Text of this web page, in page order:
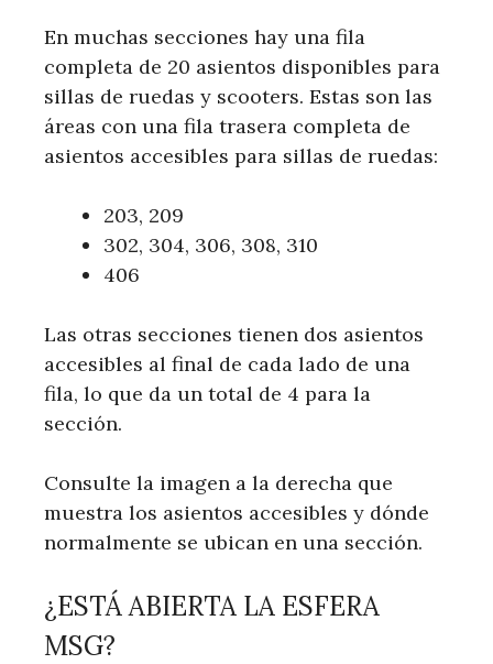
En muchas secciones hay una fila
completa de 20 asientos disponibles para
sillas de ruedas y scooters. Estas son las
áreas con una fila trasera completa de
asientos accesibles para sillas de ruedas:
203, 209
302, 304, 306, 308, 310
406
Las otras secciones tienen dos asientos
accesibles al final de cada lado de una
fila, lo que da un total de 4 para la
sección.
Consulte la imagen a la derecha que
muestra los asientos accesibles y dónde
normalmente se ubican en una sección.
¿ESTÁ ABIERTA LA ESFERA
MSG?